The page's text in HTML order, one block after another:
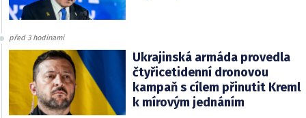
před 3 hodinami
Ukrajinská armáda provedla
čtyřicetidenní dronovou
kampaň s cílem přinutit Kreml
k mírovým jednáním